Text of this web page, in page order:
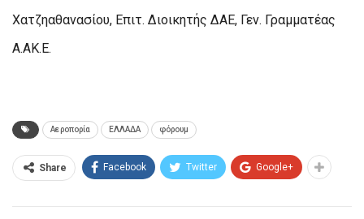
Χατζηαθανασίου, Επιτ. Διοικητής ΔΑΕ, Γεν. Γραµµατέας
Α.ΑΚ.Ε.
Αεροπορία ΕΛΛΑΔΑ φόρουμ
Share Facebook Twitter Google+